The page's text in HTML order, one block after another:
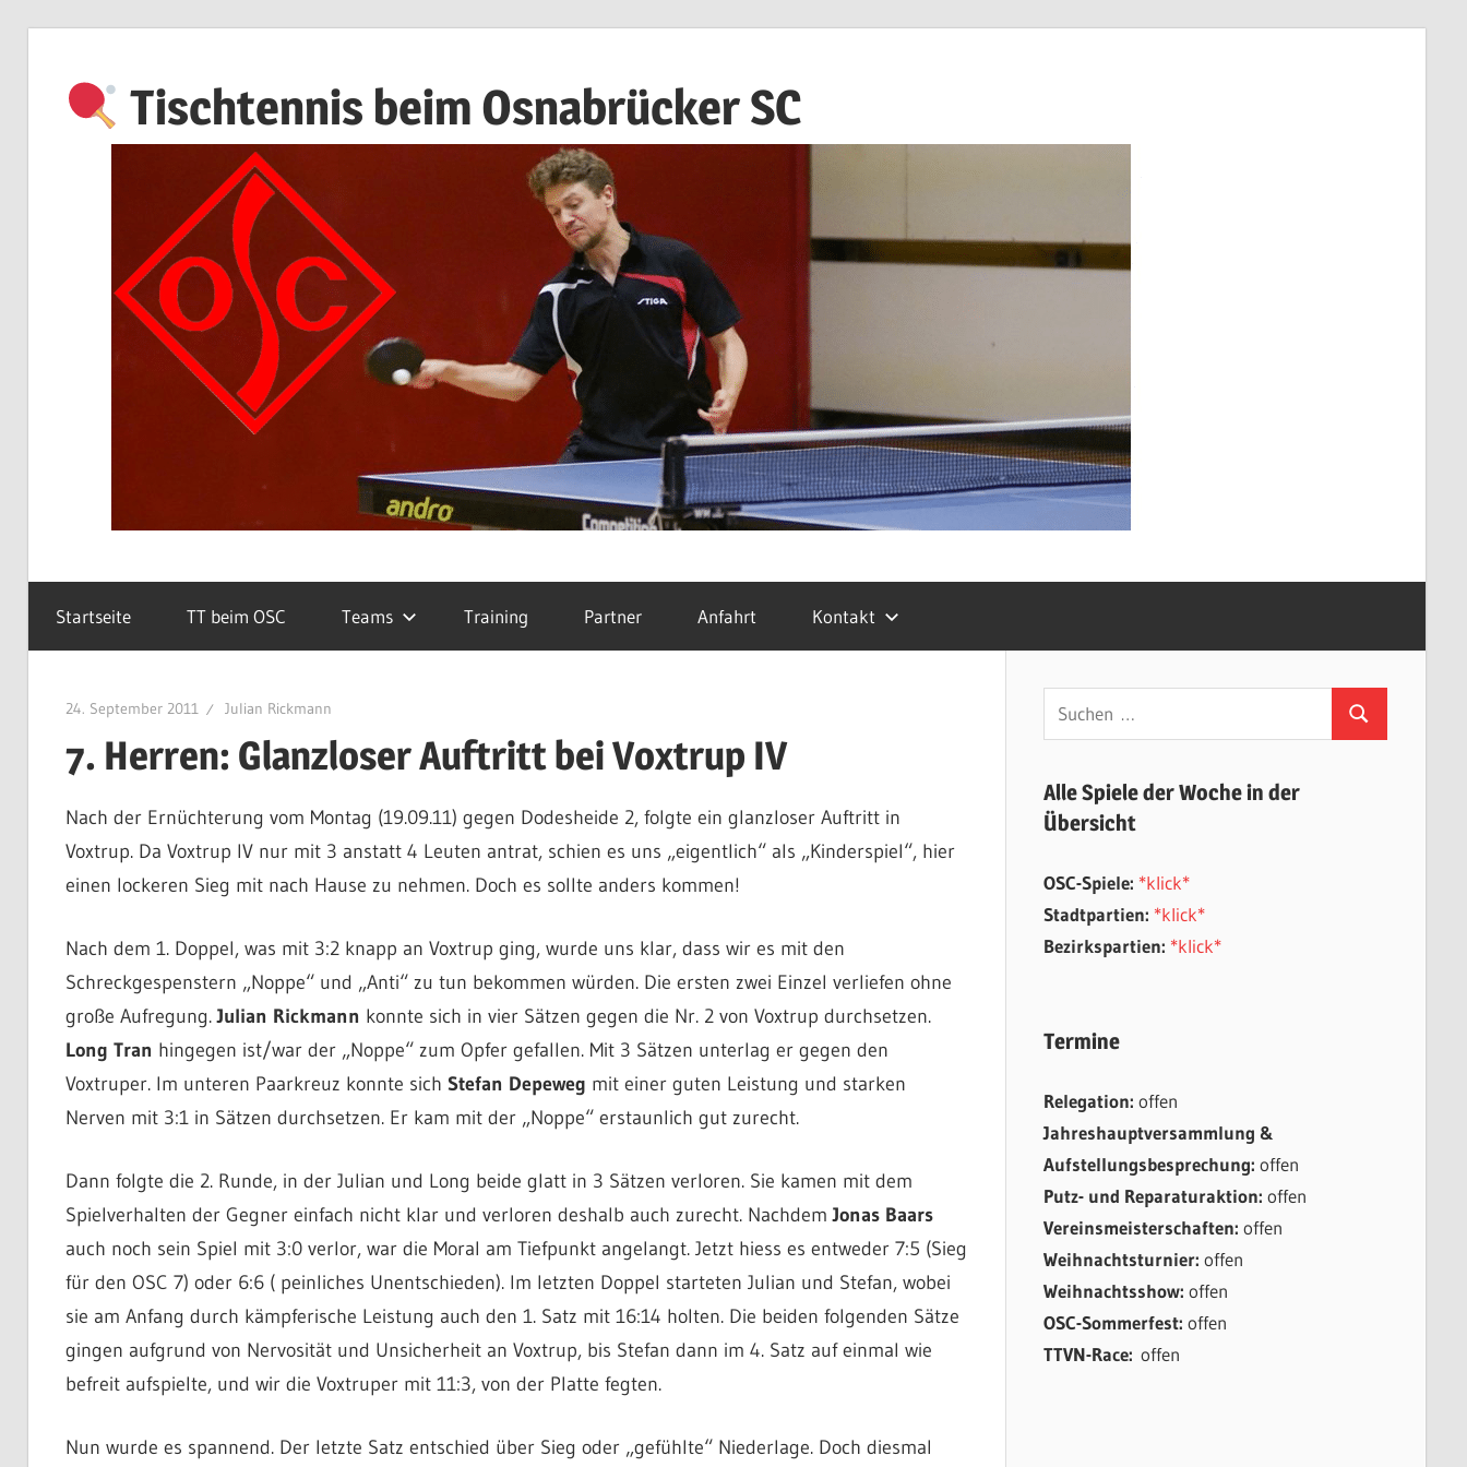
springen
Tischtennis beim Osnabrücker SC
Startseite TT beim OSC Teams Training Partner Anfahrt Kontakt
24. September 2011 Julian Rickmann
7. Herren: Glanzloser Auftritt bei Voxtrup IV
Nach der Ernüchterung vom Montag (19.09.11) gegen Dodesheide 2, folgte ein glanzloser Auftritt in
Voxtrup. Da Voxtrup IV nur mit 3 anstatt 4 Leuten antrat, schien es uns „eigentlich“ als „Kinderspiel“, hier
einen lockeren Sieg mit nach Hause zu nehmen. Doch es sollte anders kommen!
Nach dem 1. Doppel, was mit 3:2 knapp an Voxtrup ging, wurde uns klar, dass wir es mit den
Schreckgespenstern „Noppe“ und „Anti“ zu tun bekommen würden. Die ersten zwei Einzel verliefen ohne
große Aufregung.Julian Rickmann konnte sich in vier Sätzen gegen die Nr. 2 von Voxtrup durchsetzen.
Long Tran hingegen ist/war der „Noppe“ zum Opfer gefallen. Mit 3 Sätzen unterlag er gegen den
Voxtruper. Im unteren Paarkreuz konnte sich Stefan Depeweg mit einer guten Leistung und starken
Nerven mit 3:1 in Sätzen durchsetzen. Er kam mit der „Noppe“ erstaunlich gut zurecht.
Dann folgte die 2. Runde, in der Julian und Long beide glatt in 3 Sätzen verloren. Sie kamen mit dem
Spielverhalten der Gegner einfach nicht klar und verloren deshalb auch zurecht. NachdemJonas Baars
auch noch sein Spiel mit 3:0 verlor, war die Moral am Tiefpunkt angelangt. Jetzt hiess es entweder 7:5 (Sieg
für den OSC 7) oder 6:6 ( peinliches Unentschieden). Im letzten Doppel starteten Julian und Stefan, wobei
sie am Anfang durch kämpferische Leistung auch den 1. Satz mit 16:14 holten. Die beiden folgenden Sätze
gingen aufgrund von Nervosität und Unsicherheit an Voxtrup, bis Stefan dann im 4. Satz auf einmal wie
befreit aufspielte, und wir die Voxtruper mit 11:3, von der Platte fegten.
Nun wurde es spannend. Der letzte Satz entschied über Sieg oder „gefühlte“ Niederlage. Doch diesmal
Suchen
nach:
Suchen
Alle Spiele der Woche in der
Übersicht
OSC-Spiele: *klick*
Stadtpartien: *klick*
Bezirkspartien: *klick*
Termine
Relegation: offen
Jahreshauptversammlung &
Aufstellungsbesprechung: offen
Putz- und Reparaturaktion: offen
Vereinsmeisterschaften: offen
Weihnachtsturnier: offen
Weihnachtsshow: offen
OSC-Sommerfest: offen
TTVN-Race: offen